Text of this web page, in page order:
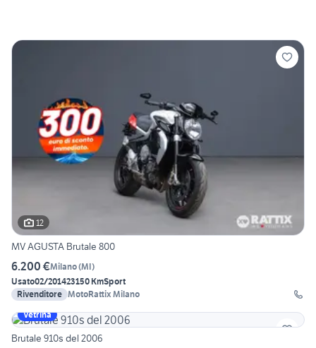
12
MV AGUSTA Brutale 800
6.200 €Milano(MI)
Usato02/201423150 KmSport
Rivenditore MotoRattix Milano
Vetrina
Brutale 910s del 2006